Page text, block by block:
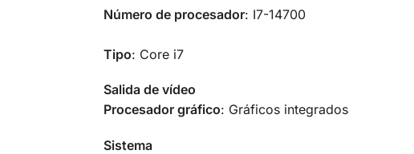
Número de procesador: I7-14700
Tipo: Core i7
Salida de vídeo
Procesador gráfico: Gráficos integrados
Sistema